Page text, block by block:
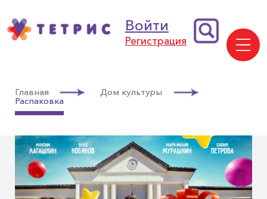
Войти
Регистрация
Главная
Дом культуры
Распаковка